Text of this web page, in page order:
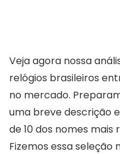
Veja agora nossa
relógios brasileiros
no mercado.
uma breve descrição
de 10 dos nomes
Fizemos essa seleção